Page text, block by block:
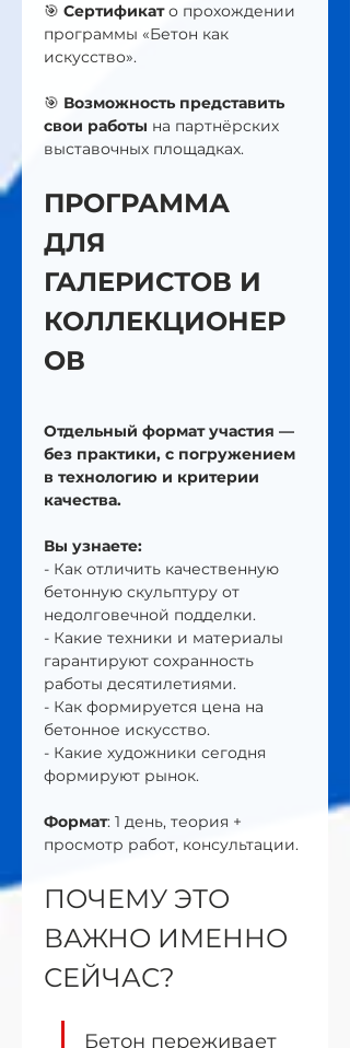
🎯 Сертификат о прохождении
программы «Бетон как
искусство».
🎯 Возможность представить
свои работы на партнёрских
выставочных площадках.
ПРОГРАММА
ДЛЯ
ГАЛЕРИСТОВ И
КОЛЛЕКЦИОНЕР
ОВ
Отдельный формат участия —
без практики, с погружением
в технологию и критерии
качества.
Вы узнаете:
- Как отличить качественную
бетонную скульптуру от
недолговечной подделки.
- Какие техники и материалы
гарантируют сохранность
работы десятилетиями.
- Как формируется цена на
бетонное искусство.
- Какие художники сегодня
формируют рынок.
Формат: 1 день, теория +
просмотр работ, консультации.
ПОЧЕМУ ЭТО
ВАЖНО ИМЕННО
СЕЙЧАС?
Бетон переживает